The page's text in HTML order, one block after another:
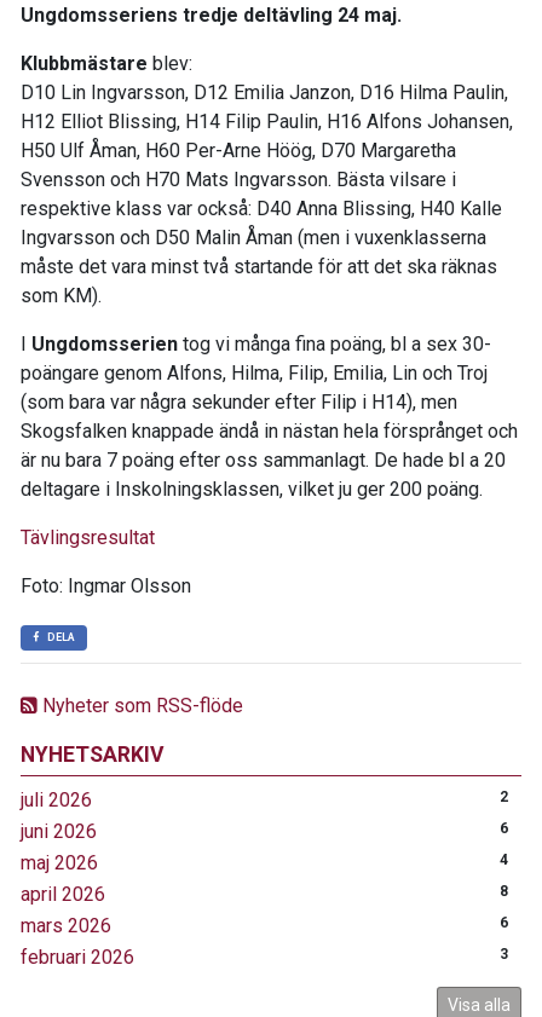
Nyheter som RSS-flöde
NYHETSARKIV
juli 2026 2
juni 2026 6
maj 2026 4
april 2026 8
mars 2026 6
februari 2026 3
Visa alla
Ungdomsseriens tredje deltävling 24 maj.
Klubbmästare blev:
D10 Lin Ingvarsson, D12 Emilia Janzon, D16 Hilma Paulin,
H12 Elliot Blissing, H14 Filip Paulin, H16 Alfons Johansen,
H50 Ulf Åman, H60 Per-Arne Höög, D70 Margaretha
Svensson och H70 Mats Ingvarsson. Bästa vilsare i
respektive klass var också: D40 Anna Blissing, H40 Kalle
Ingvarsson och D50 Malin Åman (men i vuxenklasserna
måste det vara minst två startande för att det ska räknas
som KM).
I Ungdomsserien tog vi många fina poäng, bl a sex 30-
poängare genom Alfons, Hilma, Filip, Emilia, Lin och Troj
(som bara var några sekunder efter Filip i H14), men
Skogsfalken knappade ändå in nästan hela försprånget och
är nu bara 7 poäng efter oss sammanlagt. De hade bl a 20
deltagare i Inskolningsklassen, vilket ju ger 200 poäng.
Tävlingsresultat
Foto: Ingmar Olsson
DELA